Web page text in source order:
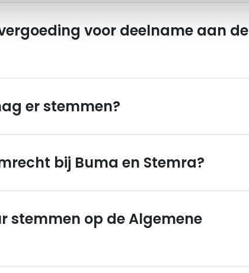
voor deelname aan de
er stemmen?
bij Buma en Stemra?
stemmen op de Algemene